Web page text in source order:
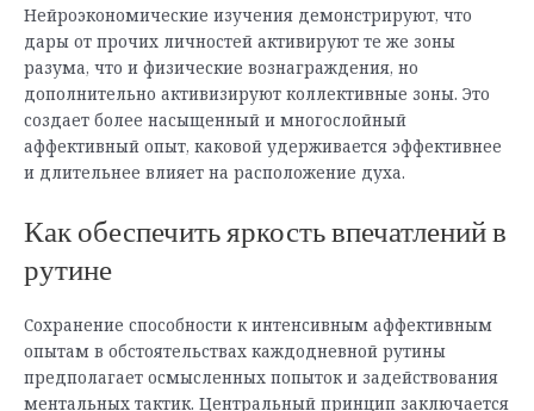
Нейроэкономические изучения демонстрируют, что
дары от прочих личностей активируют те же зоны
разума, что и физические вознаграждения, но
дополнительно активизируют коллективные зоны. Это
создает более насыщенный и многослойный
аффективный опыт, каковой удерживается эффективнее
и длительнее влияет на расположение духа.
Как обеспечить яркость впечатлений в
рутине
Сохранение способности к интенсивным аффективным
опытам в обстоятельствах каждодневной рутины
предполагает осмысленных попыток и задействования
ментальных тактик. Центральный принцип заключается